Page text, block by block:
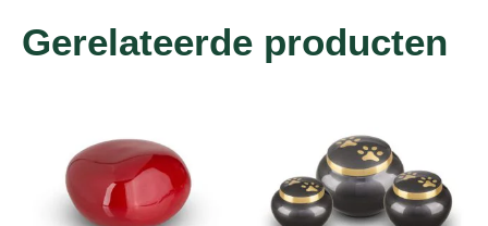
Gerelateerde producten